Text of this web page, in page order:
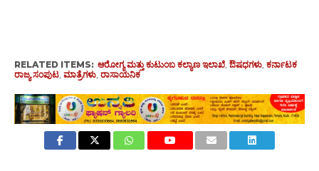
RELATED ITEMS: ಆರೋಗ್ಯ ಮತ್ತು ಕುಟುಂಬ ಕಲ್ಯಾಣ ಇಲಾಖೆ, ಔಷಧಗಳು, ಕರ್ನಾಟಕ
ರಾಜ್ಯ ಸಂಪುಟ, ಮಾತ್ರೆಗಳು, ರಾಸಾಯನಿಕ